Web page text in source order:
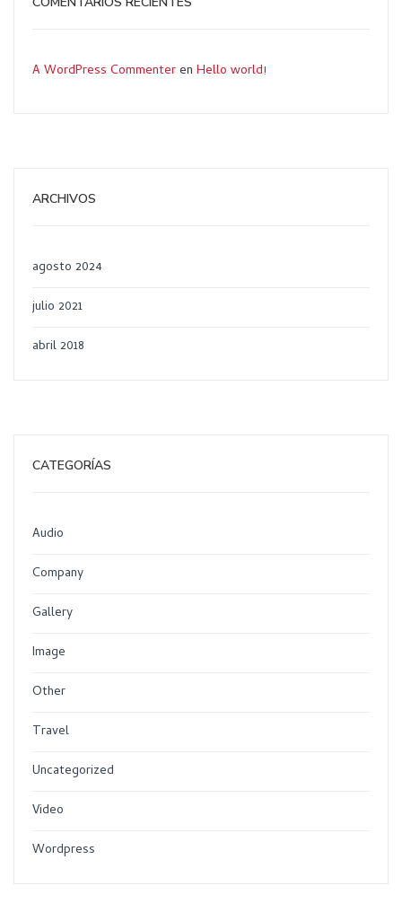
A WordPress Commenteren Hello world!
ARCHIVOS
agosto 2024
julio 2021
abril 2018
CATEGORÍAS
Audio
Company
Gallery
Image
Other
Travel
Uncategorized
Video
Wordpress